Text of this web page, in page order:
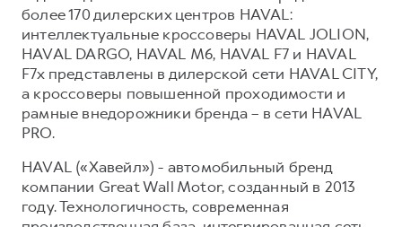
более 170 дилерских центров HAVAL:
интеллектуальные кроссоверы HAVAL JOLION,
HAVAL DARGO, HAVAL М6, HAVAL F7 и HAVAL
F7x представлены в дилерской сети HAVAL CITY,
а кроссоверы повышенной проходимости и
рамные внедорожники бренда – в сети HAVAL
PRO.
HAVAL («Хавейл») - автомобильный бренд
компании Great Wall Motor, созданный в 2013
году. Технологичность, современная